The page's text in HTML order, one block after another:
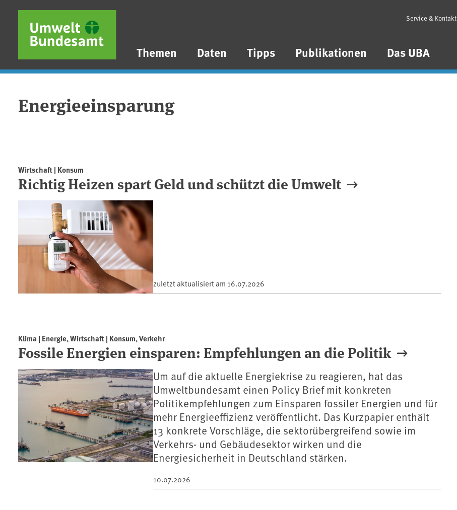
Direkt zum Inhalt
Direkt zum Hauptmenü
Direkt zur Fußzeile
Themen Daten Tipps Publikationen Das UBA
Service & Kontakt
Energieeinsparung
Wirtschaft | Konsum
Richtig Heizen spart Geld und schützt die Umwelt
zuletzt aktualisiert am 16.07.2026
Klima | Energie, Wirtschaft | Konsum, Verkehr
Fossile Energien einsparen: Empfehlungen an die Politik
Um auf die aktuelle Energiekrise zu reagieren, hat das
Umweltbundesamt einen Policy Brief mit konkreten
Politikempfehlungen zum Einsparen fossiler Energien und für
mehr Energieeffizienz veröffentlicht. Das Kurzpapier enthält
13 konkrete Vorschläge, die sektorübergreifend sowie im
Verkehrs- und Gebäudesektor wirken und die
Energiesicherheit in Deutschland stärken.
10.07.2026